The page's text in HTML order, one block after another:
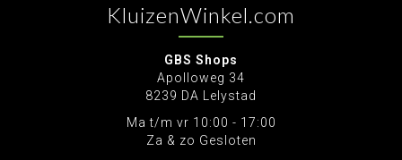
KluizenWinkel.com
GBS Shops
Apolloweg 34
8239 DA Lelystad
Ma t/m vr 10:00 - 17:00
Za & zo Gesloten